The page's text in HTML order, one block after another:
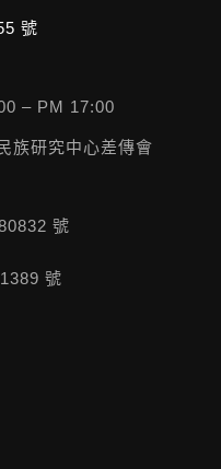
號
– PM 17:00
族研究中心差傳會
號
號